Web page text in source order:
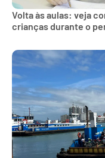
Volta às aulas: veja
crianças durante o